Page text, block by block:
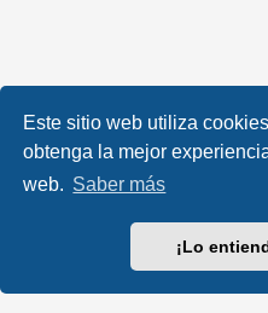
Este sitio web utiliza
obtenga la mejor
web. Saber más
¡Lo